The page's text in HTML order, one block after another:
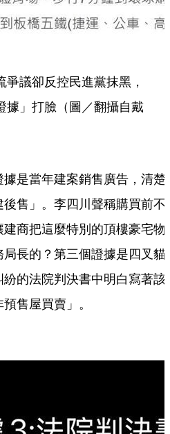
議卻反控民進黨抹黑，
據」打臉（圖／翻攝自戴
是當年建案銷售廣告，清楚
售」。李四川聲稱購買前不
商把這麼特別的頂樓豪宅物
局長的？第三個證據是四叉貓
的法院判決書中明白寫著該
售屋買賣」。